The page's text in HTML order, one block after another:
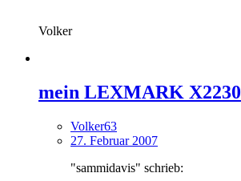
Volker
mein LEXMARK X2230
Volker63
27. Februar 2007
"sammidavis" schrieb: